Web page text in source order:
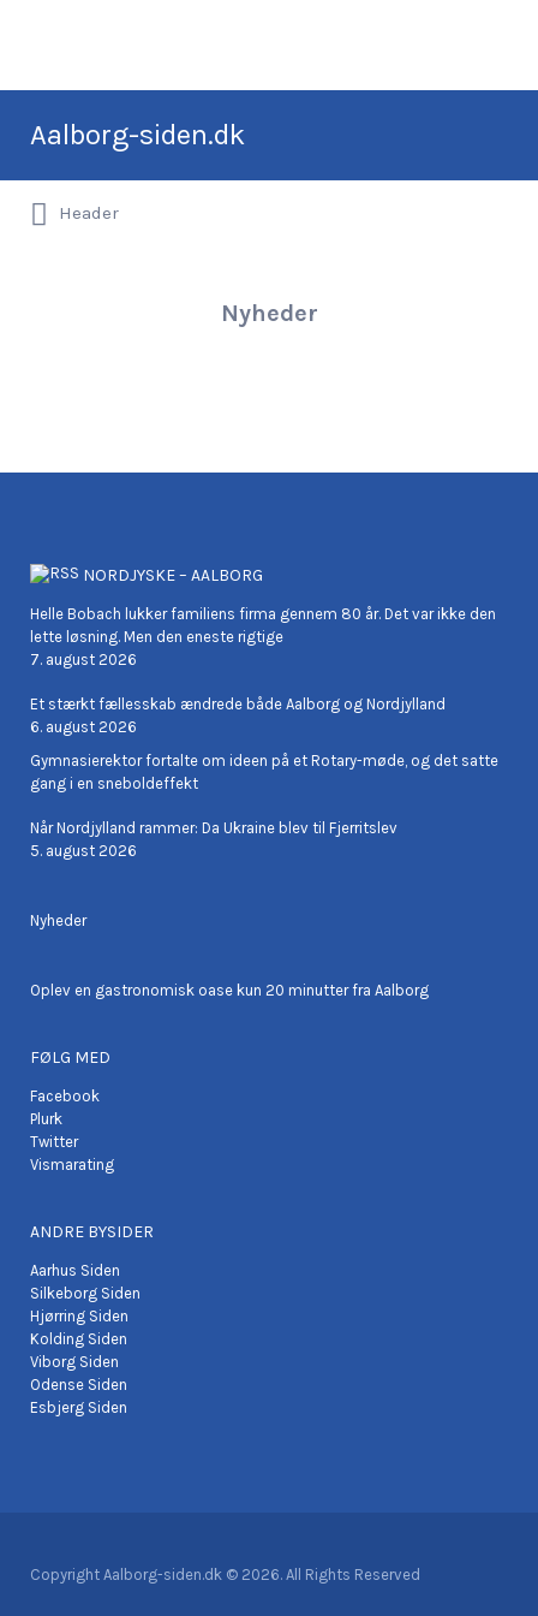
Aalborg-siden.dk
Alt om Aalborg
efter:
Header
Nyheder
NORDJYSKE – AALBORG
Helle Bobach lukker familiens firma gennem 80 år. Det var ikke den
lette løsning. Men den eneste rigtige
7. august 2026
Et stærkt fællesskab ændrede både Aalborg og Nordjylland
6. august 2026
Gymnasierektor fortalte om ideen på et Rotary-møde, og det satte
gang i en sneboldeffekt
Når Nordjylland rammer: Da Ukraine blev til Fjerritslev
5. august 2026
Nyheder
Oplev en gastronomisk oase kun 20 minutter fra Aalborg
FØLG MED
Facebook
Plurk
Twitter
Vismarating
ANDRE BYSIDER
Aarhus Siden
Silkeborg Siden
Hjørring Siden
Kolding Siden
Viborg Siden
Odense Siden
Esbjerg Siden
Copyright Aalborg-siden.dk © 2026. All Rights Reserved